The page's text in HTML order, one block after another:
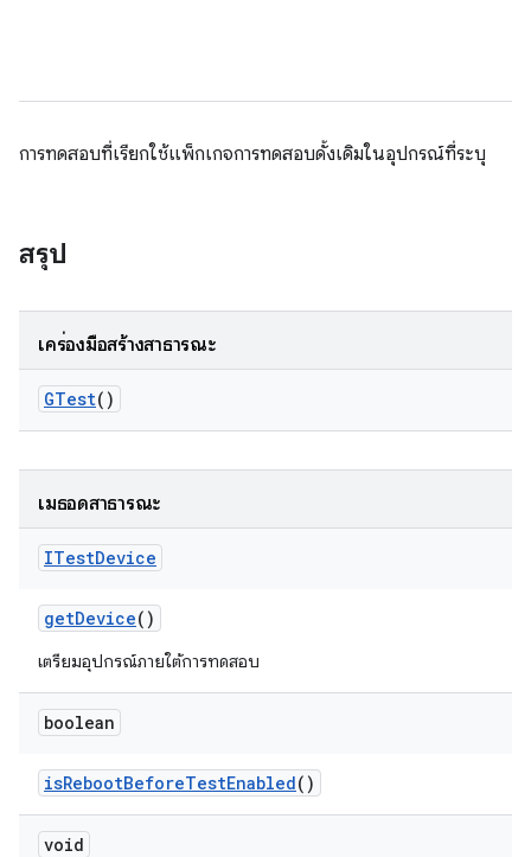
การทดสอบที่เรียกใช้แพ็กเกจการทดสอบดั้งเดิมในอุปกรณ์ที่ระบุ
สรุป
เครื่องมือสร้างสาธารณะ
GTest()
เมธอดสาธารณะ
ITestDevice
getDevice()
เตรียมอุปกรณ์ภายใต้การทดสอบ
boolean
isRebootBeforeTestEnabled()
void